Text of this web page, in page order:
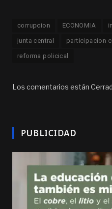
corrupcion ECONOMIA
junta central participacion
reforma policical
Los comentarios están
PUBLICIDAD